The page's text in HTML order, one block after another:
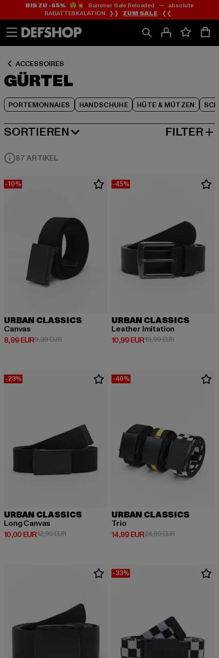
Zum
Inhalt
springen
Zum
Fußzeile
springen
BIS ZU -65%😲💥 Summer Sale Reloaded — absolute
RABATTESKALATION ❯❯ ZUM SALE ❮❮
ACCESSOIRES
GÜRTEL
PORTEMONNAIES HANDSCHUHE HÜTE & MÜTZEN
Zum
Produktraster
springen
SORTIEREN
BELIEBTESTE FILTER
87 ARTIKEL
-10%
URBAN CLASSICS
Canvas
8,99 EUR
Derzeitiger Preis: 8,99 EUR
9,99 EURAktionspreis: 9,99 EUR
-45%
URBAN CLASSICS
Leather Imitation
10,99 EUR
Derzeitiger Preis: 10,99 EUR
19,99 EURAktionspreis:
-23%
URBAN CLASSICS
Long Canvas
10,00 EUR
Derzeitiger Preis: 10,00 EUR
12,99 EURAktionspreis: 12,99 EUR
-40%
URBAN CLASSICS
Trio
14,99 EUR
Derzeitiger Preis: 14,99 EUR
24,99 EURAktionspreis:
-33%